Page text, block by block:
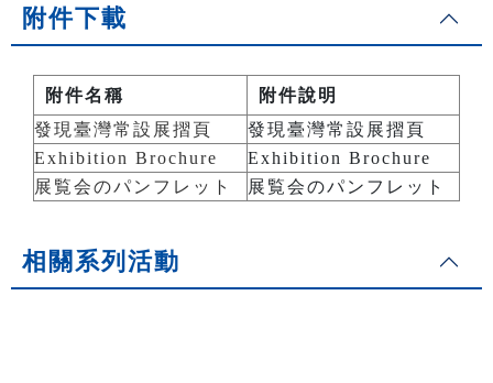
附件下載
附件名稱
附件說明
發現臺灣常設展摺頁
發現臺灣常設展摺頁
Exhibition Brochure
Exhibition Brochure
展覧会のパンフレット
展覧会のパンフレット
相關系列活動